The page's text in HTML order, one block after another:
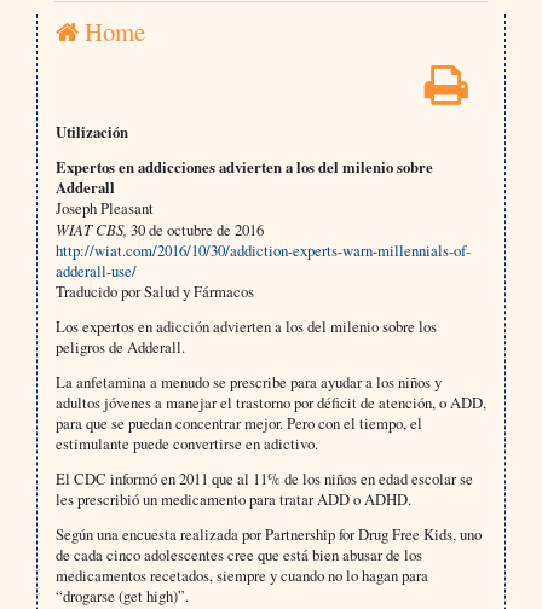
Home
Utilización
Expertos en addicciones advierten a los del milenio sobre
Adderall
Joseph Pleasant
WIAT CBS, 30 de octubre de 2016
http://wiat.com/2016/10/30/addiction-experts-warn-millennials-of-
adderall-use/
Traducido por Salud y Fármacos
Los expertos en adicción advierten a los del milenio sobre los
peligros de Adderall.
La anfetamina a menudo se prescribe para ayudar a los niños y
adultos jóvenes a manejar el trastorno por déficit de atención, o ADD,
para que se puedan concentrar mejor. Pero con el tiempo, el
estimulante puede convertirse en adictivo.
El CDC informó en 2011 que al 11% de los niños en edad escolar se
les prescribió un medicamento para tratar ADD o ADHD.
Según una encuesta realizada por Partnership for Drug Free Kids, uno
de cada cinco adolescentes cree que está bien abusar de los
medicamentos recetados, siempre y cuando no lo hagan para
“drogarse (get high)”.